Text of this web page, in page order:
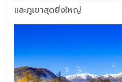
และภูเขาสุดยิ่งใหญ่